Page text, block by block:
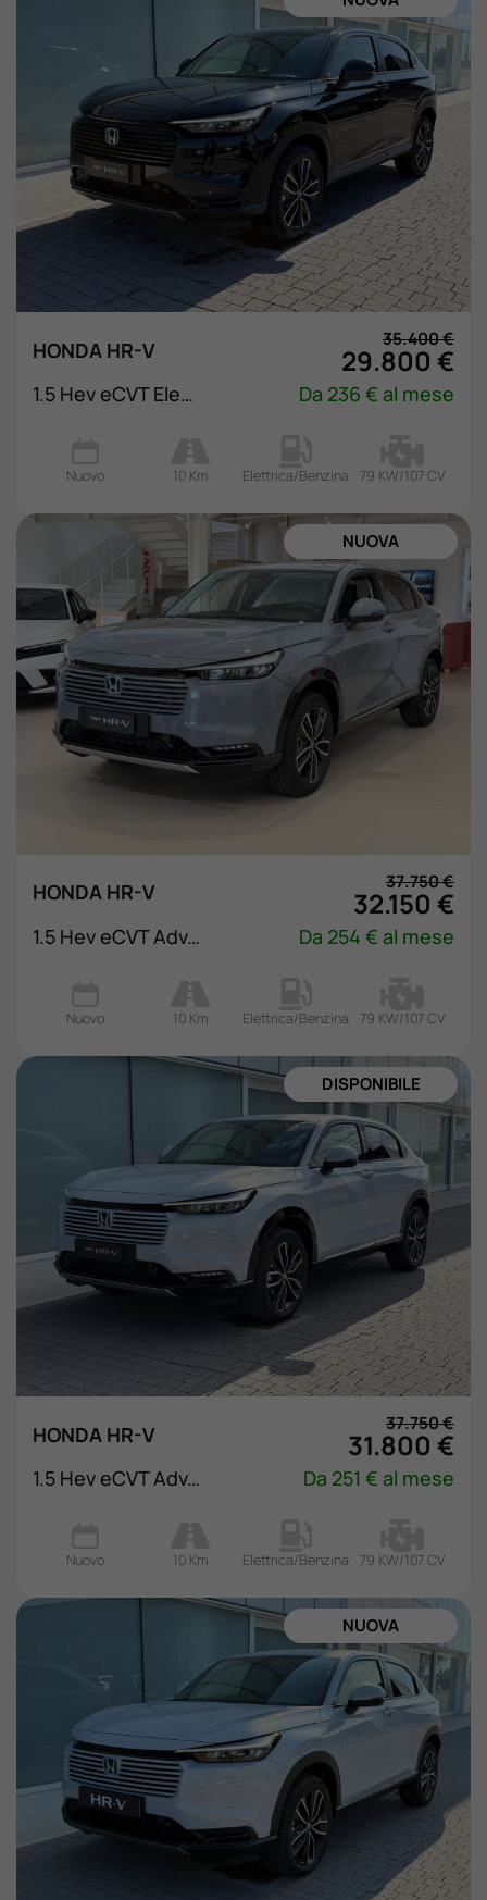
HONDA HR-V 35.400 €
29.800 €
1.5 Hev eCVT Elegance Da 236 € al mese
Nuovo 10 Km Elettrica/Benzina 79 KW/107 CV
ORDINABILE
HONDA HR-V 37.750 €
32.150 €
1.5 Hev eCVT Advance Da 254 € al mese
Nuovo 10 Km Elettrica/Benzina 79 KW/107 CV
NUOVA
HONDA HR-V 37.750 €
31.800 €
1.5 Hev eCVT Advance Da 251 € al mese
Nuovo 10 Km Elettrica/Benzina 79 KW/107 CV
DISPONIBILE